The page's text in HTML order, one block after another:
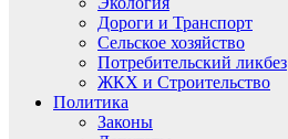
Дороги и Транспорт
Сельское хозяйство
Потребительский ликбез
ЖКХ и Строительство
Политика
Законы